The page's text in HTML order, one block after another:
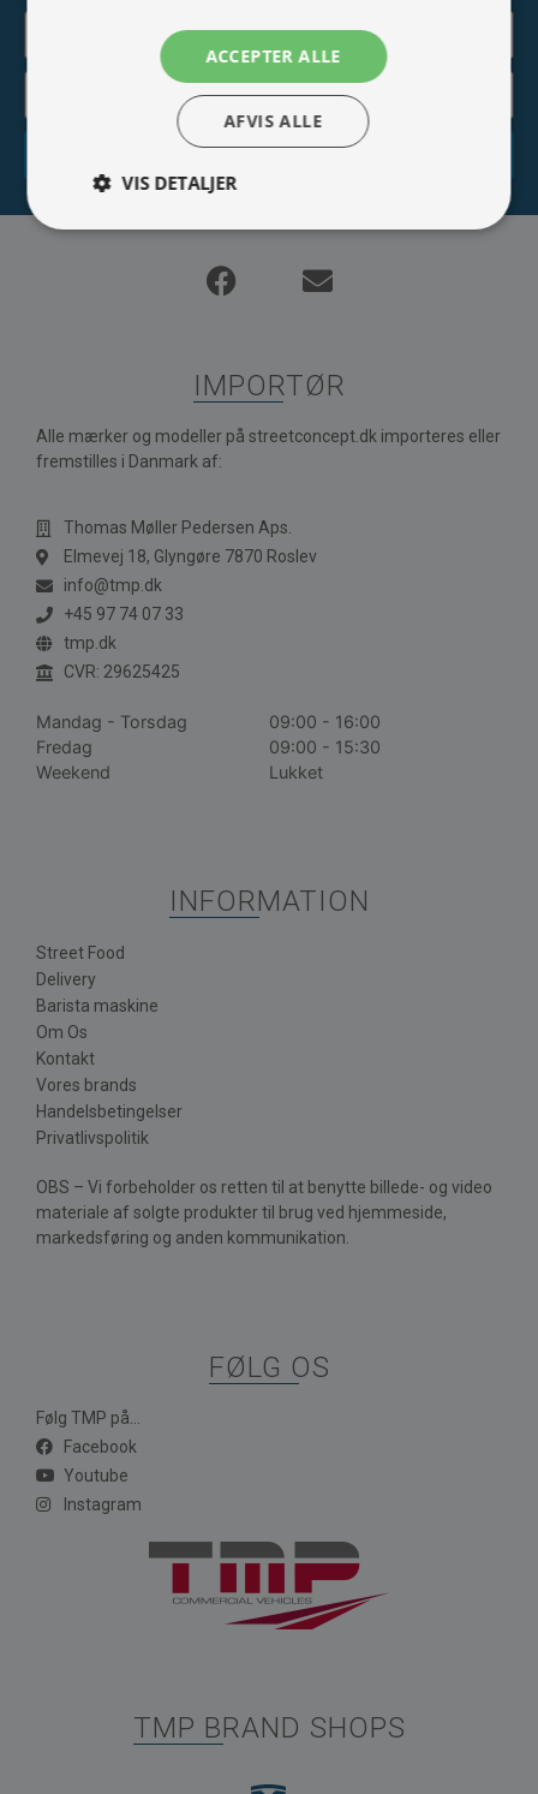
Tilmeld
IMPORTØR
Alle mærker og modeller på streetconcept.dk importeres eller
fremstilles i Danmark af:
Thomas Møller Pedersen Aps.
Elmevej 18, Glyngøre 7870 Roslev
info@tmp.dk
+45 97 74 07 33
tmp.dk
CVR: 29625425
Mandag - Torsdag
09:00 - 16:00
Fredag
09:00 - 15:30
Weekend
Lukket
INFORMATION
Street Food
Delivery
Barista maskine
Om Os
Kontakt
Vores brands
Handelsbetingelser
Privatlivspolitik
OBS – Vi forbeholder os retten til at benytte billede- og video
materiale af solgte produkter til brug ved hjemmeside,
markedsføring og anden kommunikation.
FØLG OS
Følg TMP på...
Facebook
Youtube
Instagram
TMP BRAND SHOPS
ACCEPTER ALLE
AFVIS ALLE
VIS DETALJER